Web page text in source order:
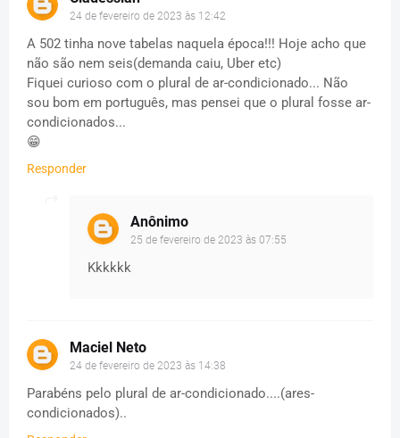
24 de fevereiro de 2023 às 12:42
A 502 tinha nove tabelas naquela época!!! Hoje acho que
não são nem seis(demanda caiu, Uber etc)
Fiquei curioso com o plural de ar-condicionado... Não
sou bom em português, mas pensei que o plural fosse ar-
condicionados...
😁
Responder
Anônimo
25 de fevereiro de 2023 às 07:55
Kkkkkk
Maciel Neto
24 de fevereiro de 2023 às 14:38
Parabéns pelo plural de ar-condicionado....(ares-
condicionados)..